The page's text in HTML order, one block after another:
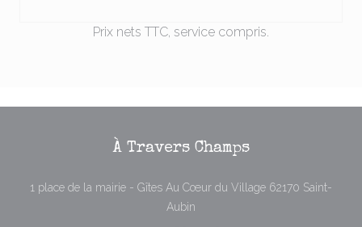
Prix nets TTC, service compris.
À Travers Champs
1 place de la mairie - Gîtes Au Cœur du Village 62170 Saint-
Aubin